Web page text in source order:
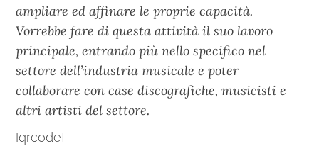
ampliare ed affinare le proprie capacità.
Vorrebbe fare di questa attività il suo lavoro
principale, entrando più nello specifico nel
settore dell’industria musicale e poter
collaborare con case discografiche, musicisti e
altri artisti del settore.
[qrcode]